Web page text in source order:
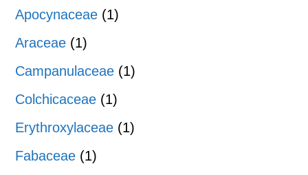
Apocynaceae (1)
Araceae (1)
Campanulaceae (1)
Colchicaceae (1)
Erythroxylaceae (1)
Fabaceae (1)